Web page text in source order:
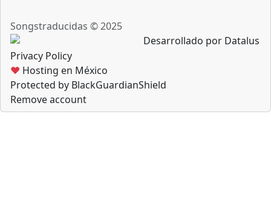
Songstraducidas © 2025
Desarrollado por Datalus
Privacy Policy
♥ Hosting en México
Protected by BlackGuardianShield
Remove account